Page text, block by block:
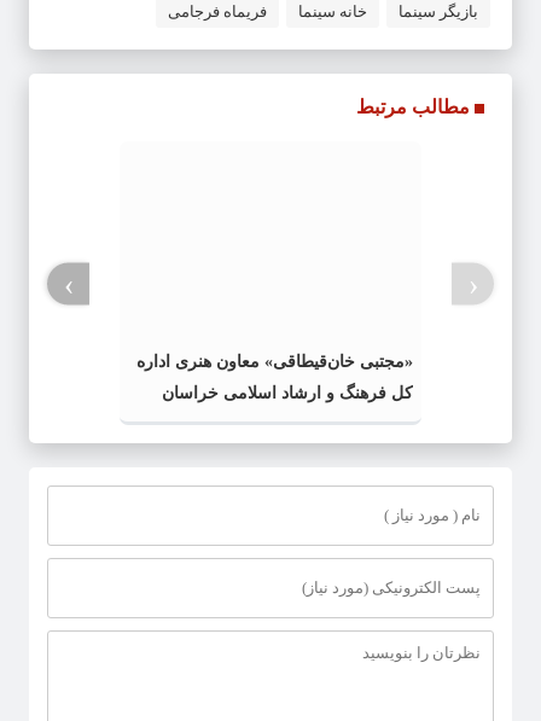
بازیگر سینما خانه سینما فریماه فرجامی
مطالب مرتبط
«مجتبی خان‌قیطاقی» معاون هنری اداره
کل فرهنگ و ارشاد اسلامی خراسان
رضوی شد
‹
›